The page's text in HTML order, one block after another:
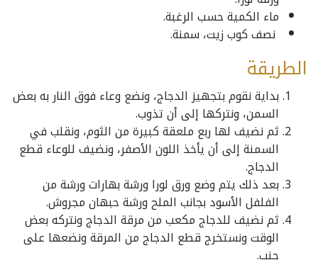
ماء الكمية حسب الرغبة.
نصف كوب زيت، سمنة.
الطريقة
بداية نقوم بتجهيز الدجاج، ونضع وعاء فوق النار به بعض
السمن، ونتركها إلى أن تذوب.
ثم نضيف لها ربع ملعقة كبيرة من الثوم، ونقلب في
السمنة إلى أن يأخذ اللون الأصفر، ونضيف للوعاء قطع
الدجاج.
بعد ذلك يتم وضع ورق لورا ورشة بهارات ورشة من
الفلفل الأسود بجانب الملح ورشة حبهان مجروش.
ثم نضيف للدجاج مكعب من مرقة الدجاج ونتركه بعض
الوقت ونستخرج قطع الدجاج من المرقة ونضعها على